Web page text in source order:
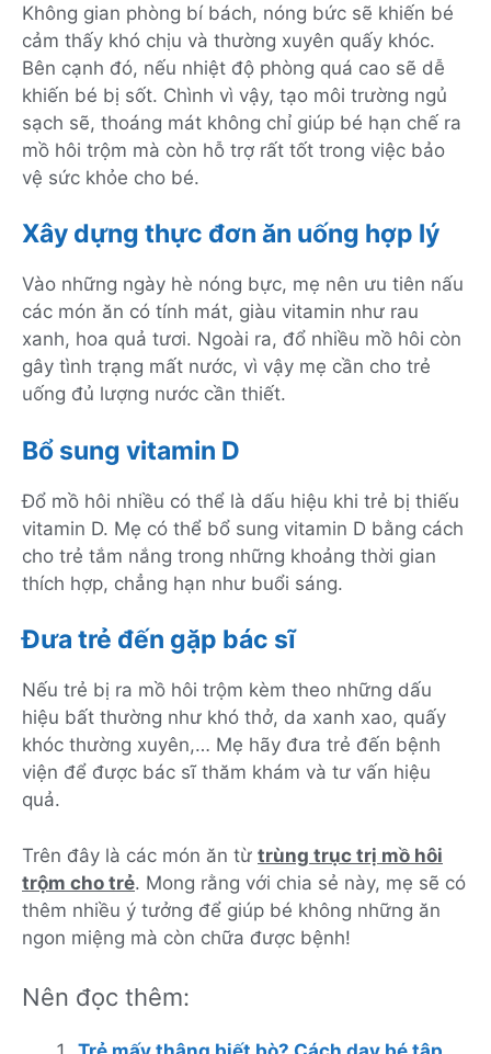
Không gian phòng bí bách, nóng bức sẽ khiến bé
cảm thấy khó chịu và thường xuyên quấy khóc.
Bên cạnh đó, nếu nhiệt độ phòng quá cao sẽ dễ
khiến bé bị sốt. Chình vì vậy, tạo môi trường ngủ
sạch sẽ, thoáng mát không chỉ giúp bé hạn chế ra
mồ hôi trộm mà còn hỗ trợ rất tốt trong việc bảo
vệ sức khỏe cho bé.
Xây dựng thực đơn ăn uống hợp lý
Vào những ngày hè nóng bực, mẹ nên ưu tiên nấu
các món ăn có tính mát, giàu vitamin như rau
xanh, hoa quả tươi. Ngoài ra, đổ nhiều mồ hôi còn
gây tình trạng mất nước, vì vậy mẹ cần cho trẻ
uống đủ lượng nước cần thiết.
Bổ sung vitamin D
Đổ mồ hôi nhiều có thể là dấu hiệu khi trẻ bị thiếu
vitamin D. Mẹ có thể bổ sung vitamin D bằng cách
cho trẻ tắm nắng trong những khoảng thời gian
thích hợp, chẳng hạn như buổi sáng.
Đưa trẻ đến gặp bác sĩ
Nếu trẻ bị ra mồ hôi trộm kèm theo những dấu
hiệu bất thường như khó thở, da xanh xao, quấy
khóc thường xuyên,… Mẹ hãy đưa trẻ đến bệnh
viện để được bác sĩ thăm khám và tư vấn hiệu
quả.
Trên đây là các món ăn từ trùng trục trị mồ hôi
trộm cho trẻ. Mong rằng với chia sẻ này, mẹ sẽ có
thêm nhiều ý tưởng để giúp bé không những ăn
ngon miệng mà còn chữa được bệnh!
Nên đọc thêm: